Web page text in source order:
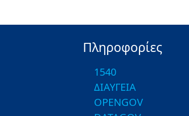
Πληροφορίες
1540
ΔΙΑΥΓΕΙΑ
OPENGOV